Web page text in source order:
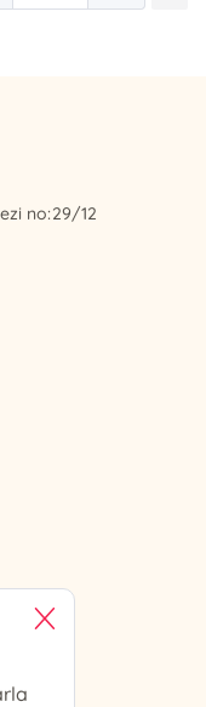
no:29/12